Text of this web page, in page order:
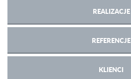
REALIZACJE
REFERENCJE
KLIENCI